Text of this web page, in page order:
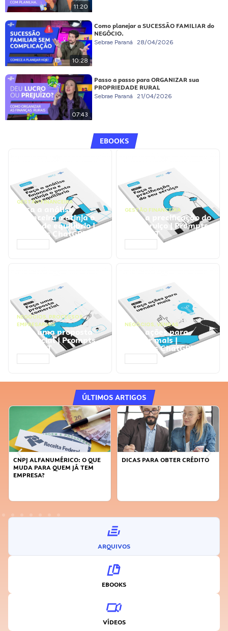
11:20
10:28
Como planejar a SUCESSÃO FAMILIAR do
NEGÓCIO.
Sebrae Paraná 28/04/2026
07:43
Passo a passo para ORGANIZAR sua
PROPRIEDADE RURAL
Sebrae Paraná 21/04/2026
EBOOKS
GESTÃO FINANCEIRA
Faça a análise
financeira e atinja o
ponto de equilíbrio |
Prompts ChatGPT
GESTÃO FINANCEIRA
Faça a precificação do
seu serviço | Prompts
ChatGPT
NEGÓCIOS, PROCESSOS
EMPRESARIAIS
Faça uma proposta
comercial | Prompts
ChatGPT
NEGÓCIOS, VENDAS
Faça ações para
vender mais |
Prompts ChatGPT
ÚLTIMOS ARTIGOS
CNPJ ALFANUMÉRICO: O QUE
MUDA PARA QUEM JÁ TEM
EMPRESA?
DICAS PARA OBTER CRÉDITO
ARQUIVOS
EBOOKS
VÍDEOS